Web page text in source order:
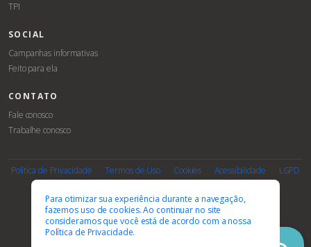
TPI
SOCIAL
Campanhas informativas
Feito para ela
CONTATO
Fale conosco
Trabalhe conosco
Política de Privacidade Termos de Uso Cookies Acessibilidade LGPD
PARCEIROS E AFILIAÇÕES
Para otimizar sua experiência durante a navegação,
fazemos uso de cookies. Ao continuar no site
consideramos que você está de acordo com a nossa
Política de Privacidade.